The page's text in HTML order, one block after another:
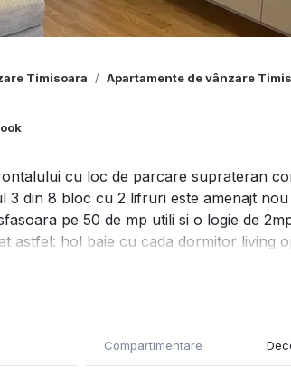
Timisoara Apartamente de vânzare
cu loc de parcare suprateran
3 din 8 bloc cu 2 lifruri este amenajt
pe 50 de mp utili si o logie de
astfel: hol baie cu cada dormitor living
de 130000 euro.
Compartimentare